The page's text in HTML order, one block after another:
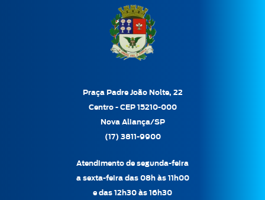
Praça Padre João Nolte, 22
Centro - CEP 15210-000
Nova Aliança/SP
(17) 3811-9900
Atendimento de segunda-feira
a sexta-feira das 08h às 11h00
e das 12h30 às 16h30